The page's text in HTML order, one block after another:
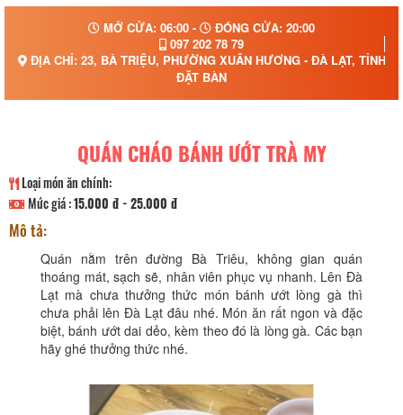
MỞ CỬA: 06:00 -
ĐÓNG CỬA: 20:00
097 202 78 79
ĐỊA CHỈ: 23, BÀ TRIỆU, PHƯỜNG XUÂN HƯƠNG - ĐÀ LẠT, TỈNH
ĐẶT BÀN
QUÁN CHÁO BÁNH ƯỚT TRÀ MY
Loại món ăn chính:
Mức giá :15.000 đ - 25.000 đ
Mô tả:
Quán nằm trên đường Bà Triêu, không gian quán
thoáng mát, sạch sẽ, nhân viên phục vụ nhanh. Lên Đà
Lạt mà chưa thưởng thức món bánh ướt lòng gà thì
chưa phải lên Đà Lạt đâu nhé. Món ăn rất ngon và đặc
biệt, bánh ướt dai dẻo, kèm theo đó là lòng gà. Các bạn
hãy ghé thưởng thức nhé.